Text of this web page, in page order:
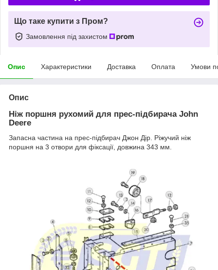
Що таке купити з Пром?
Замовлення під захистом
Опис Характеристики Доставка Оплата Умови
Опис
Ніж поршня рухомий для прес-підбирача John
Deere
Запасна частина на прес-підбирач Джон Дір. Ріжучий ніж
поршня на 3 отвори для фіксації, довжина 343 мм.